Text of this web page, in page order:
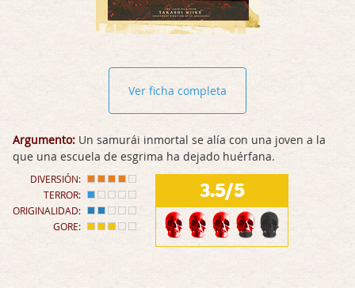
Ver ficha completa
Argumento: Un samurái inmortal se alía con una joven a la
que una escuela de esgrima ha dejado huérfana.
DIVERSIÓN:
TERROR:
ORIGINALIDAD:
GORE:
3.5/5